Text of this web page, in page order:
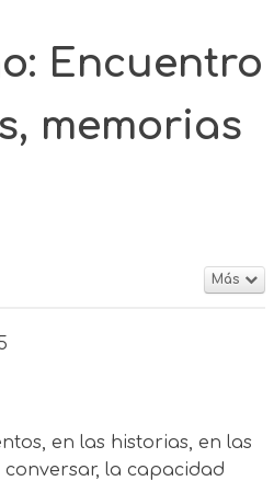
Encuentro
memorias
Más
en las historias, en las
la capacidad